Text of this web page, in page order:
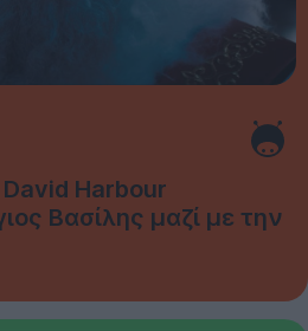
Harbour
Βασίλης μαζί με την